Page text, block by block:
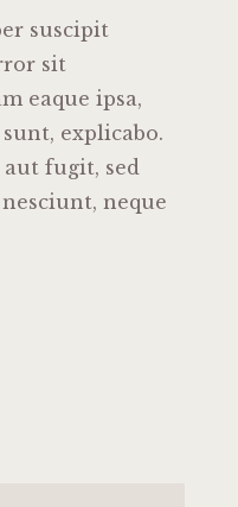
suscipit
sit
eaque ipsa,
explicabo.
fugit, sed
neque